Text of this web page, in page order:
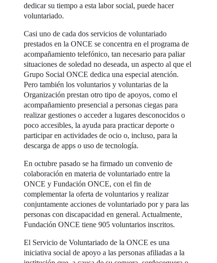
dedicar su tiempo a esta labor social, puede hacer
voluntariado.
Casi uno de cada dos servicios de voluntariado
prestados en la ONCE se concentra en el programa de
acompañamiento telefónico, tan necesario para paliar
situaciones de soledad no deseada, un aspecto al que el
Grupo Social ONCE dedica una especial atención.
Pero también los voluntarios y voluntarias de la
Organización prestan otro tipo de apoyos, como el
acompañamiento presencial a personas ciegas para
realizar gestiones o acceder a lugares desconocidos o
poco accesibles, la ayuda para practicar deporte o
participar en actividades de ocio o, incluso, para la
descarga de apps o uso de tecnología.
En octubre pasado se ha firmado un convenio de
colaboración en materia de voluntariado entre la
ONCE y Fundación ONCE, con el fin de
complementar la oferta de voluntarios y realizar
conjuntamente acciones de voluntariado por y para las
personas con discapacidad en general. Actualmente,
Fundación ONCE tiene 905 voluntarios inscritos.
El Servicio de Voluntariado de la ONCE es una
iniciativa social de apoyo a las personas afiliadas a la